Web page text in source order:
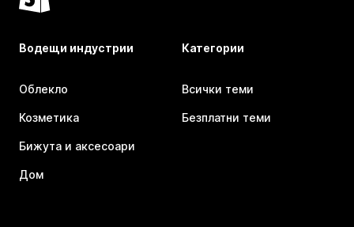
Водещи индустрии
Облекло
Козметика
Бижута и аксесоари
Дом
Категории
Всички теми
Безплатни теми